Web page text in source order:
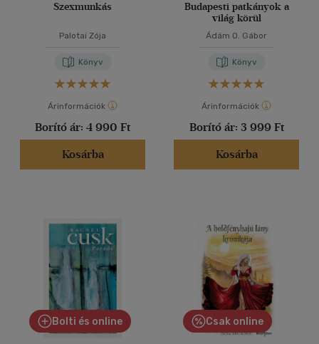
Szexmunkás
Palotai Zója
Könyv
Árinformációk
Borító ár: 4 990 Ft
Kosárba
Budapesti patkányok a
világ körül
Ádám O. Gábor
Könyv
Árinformációk
Borító ár: 3 999 Ft
Kosárba
Bolti és online Csak online